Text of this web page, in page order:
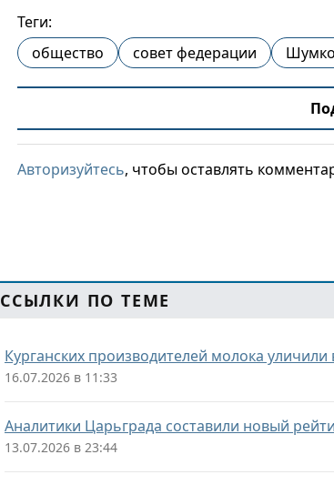
Теги:
общество
совет федерации
Авторизуйтесь, чтобы оставлять
ССЫЛКИ ПО ТЕМЕ
Курганских производителей молока
16.07.2026 в 11:33
Аналитики Царьграда составили новый
13.07.2026 в 23:44